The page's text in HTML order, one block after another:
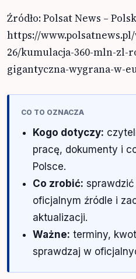
Źródło: Polsat News –
https://
26/kumulacja-360-mln-zl-
gigantyczna-wygrana-w-
CO TO OZNACZA
Kogo dotyczy:
pracę, dokumenty i
Polsce.
Co zrobić: sprawdzić
oficjalnym źródle i
aktualizacji.
Ważne: terminy,
sprawdzaj w